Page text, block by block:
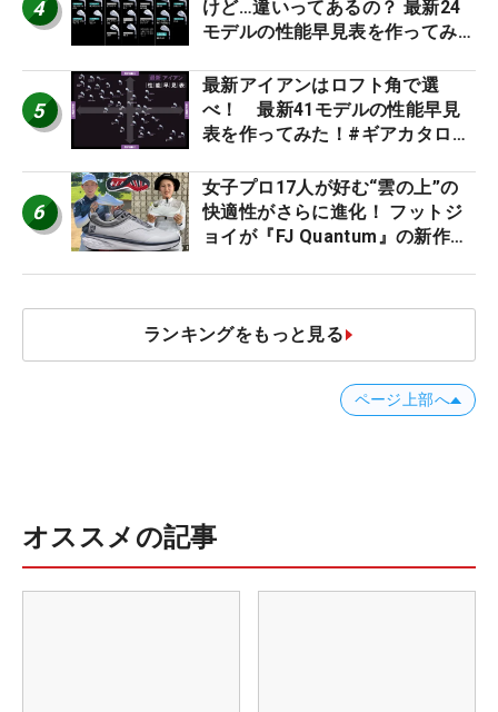
4
けど…違いってあるの？ 最新24
モデルの性能早見表を作ってみ
5
最新アイアンはロフト角で選
べ！ 最新41モデルの性能早見
表を作ってみた！#ギアカタログ
6
女子プロ17人が好む“雲の上”の
快適性がさらに進化！ フットジ
ョイが『FJ Quantum』の新作を
ランキングをもっと見る
ページ上部へ
オススメの記事